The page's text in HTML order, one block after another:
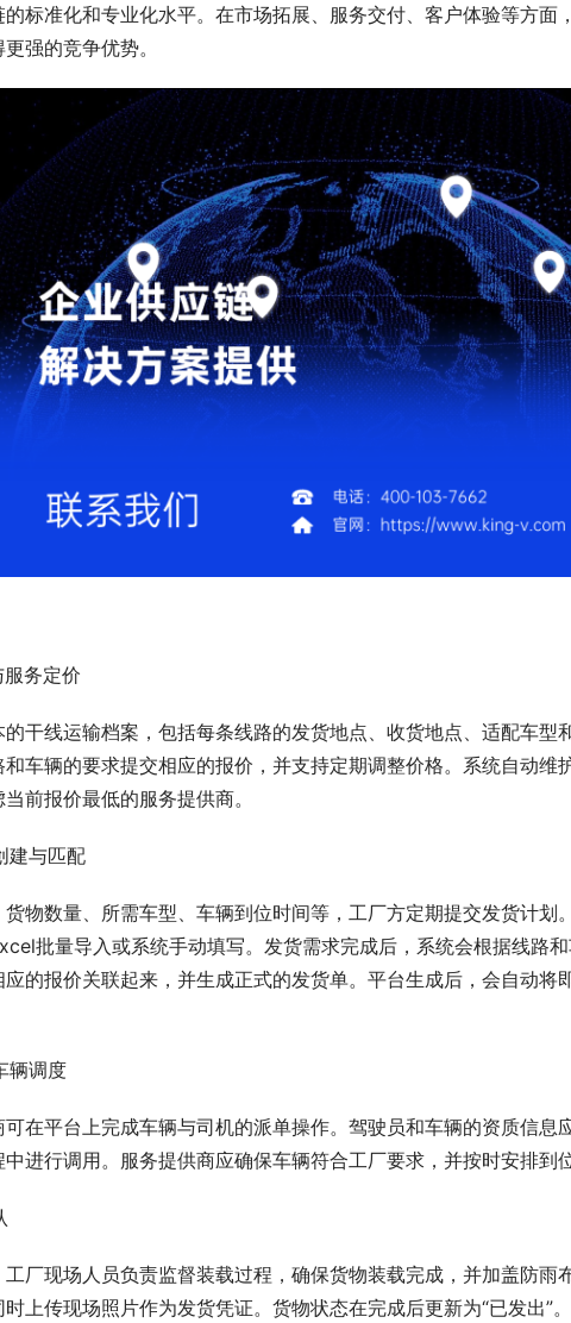
标准化和专业化水平。在市场拓展、服务交付、客户体验等方面
强的竞争优势。
服务定价
干线运输档案，包括每条线路的发货地点、收货地点、适配车型
车辆的要求提交相应的报价，并支持定期调整价格。系统自动维
前报价最低的服务提供商。
建与匹配
物数量、所需车型、车辆到位时间等，工厂方定期提交发货计划
批量导入或系统手动填写。发货需求完成后，系统会根据线路
的报价关联起来，并生成正式的发货单。平台生成后，会自动将
辆调度
在平台上完成车辆与司机的派单操作。驾驶员和车辆的资质信息
进行调用。服务提供商应确保车辆符合工厂要求，并按时安排到位
厂现场人员负责监督装载过程，确保货物装载完成，并加盖防雨
上传现场照片作为发货凭证。货物状态在完成后更新为“已发出”。